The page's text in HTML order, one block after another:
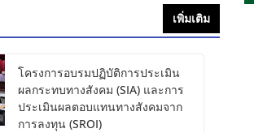
เพิ่มเติม
โครงการอบรมปฏิบัติการประเมิน
ผลกระทบทางสังคม (SIA) และการ
ประเมินผลตอบแทนทางสังคมจาก
การลงทุน (SROI)